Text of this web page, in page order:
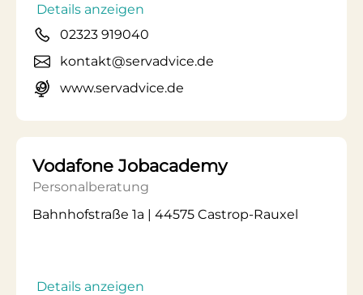
Details anzeigen
02323 919040
kontakt@servadvice.de
www.servadvice.de
Vodafone Jobacademy
Personalberatung
Bahnhofstraße 1a | 44575 Castrop-Rauxel
Details anzeigen